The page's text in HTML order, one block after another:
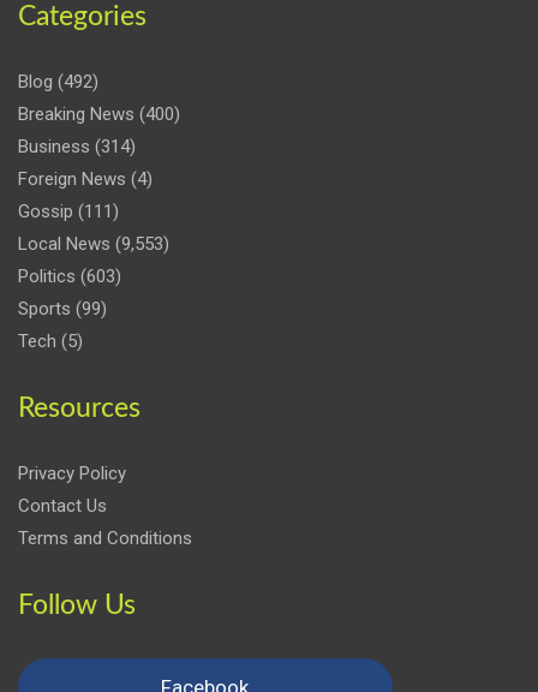
Categories
Blog (492)
Breaking News (400)
Business (314)
Foreign News (4)
Gossip (111)
Local News (9,553)
Politics (603)
Sports (99)
Tech (5)
Resources
Privacy Policy
Contact Us
Terms and Conditions
Follow Us